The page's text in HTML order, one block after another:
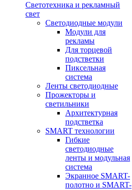
Светотехника и рекламный
свет
Светодиодные модули
Модули для
рекламы
Для торцевой
подстветки
Пиксельная
система
Ленты светодиодные
Прожекторы и
светильники
Архитектурная
подстветка
SMART технологии
Гибкие
светодиодные
ленты и модульная
система
Экранное SMART-
полотно и SMART-